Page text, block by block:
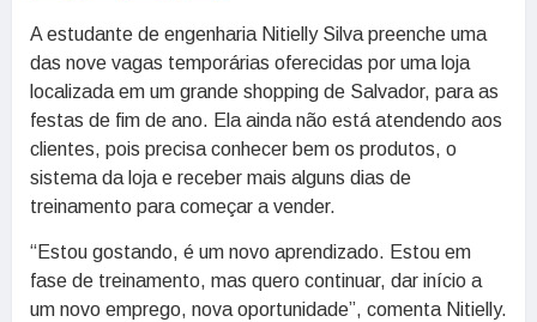
A estudante de engenharia Nitielly Silva preenche uma
das nove vagas temporárias oferecidas por uma loja
localizada em um grande shopping de Salvador, para as
festas de fim de ano. Ela ainda não está atendendo aos
clientes, pois precisa conhecer bem os produtos, o
sistema da loja e receber mais alguns dias de
treinamento para começar a vender.
“Estou gostando, é um novo aprendizado. Estou em
fase de treinamento, mas quero continuar, dar início a
um novo emprego, nova oportunidade”, comenta Nitielly.